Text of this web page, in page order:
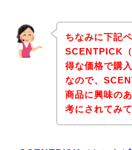
ちなみに下記
SCENTPICK
得な価格で購
なので、
商品に興味の
考にされてみ